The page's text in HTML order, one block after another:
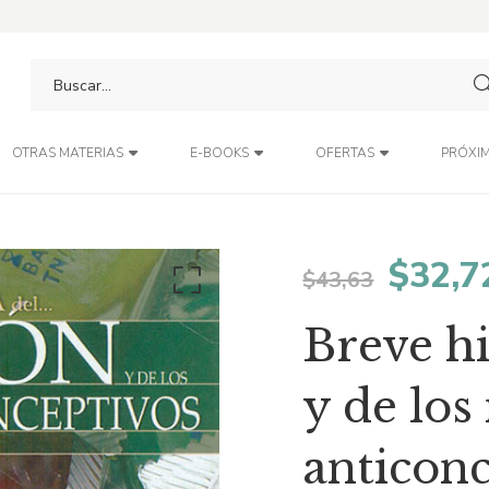
OTRAS MATERIAS E-BOOKS OFERTAS
$43,63 El
precio
era:
$
Breve
y de los